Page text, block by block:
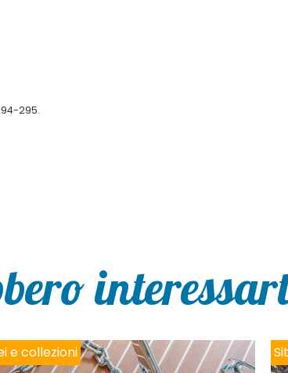
295.
e collezioni